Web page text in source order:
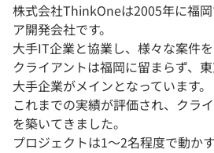
株式会社ThinkOneは2005年に福
ア開発会社です。
大手IT企業と協業し、様々な案件を
クライアントは福岡に留まらず、
大手企業がメインとなっています。
これまでの実績が評価され、クラ
を築いてきました。
プロジェクトは1〜2名程度で動か